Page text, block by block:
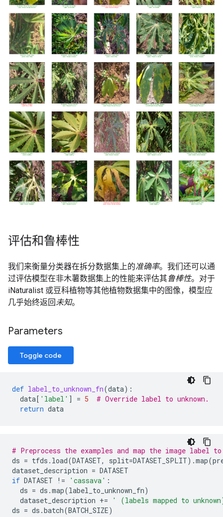
评估和鲁棒性
我们来衡量分类器在拆分数据集上的准确率。我们还可以通
过评估模型在非木薯数据集上的性能来评估其鲁棒性。对于
iNaturalist 或豆科植物等其他植物数据集中的图像，模型应
几乎始终返回 未知。
Parameters
Toggle code
def label_to_unknown_fn(data):
data [ 'label' ] = 5
# Override label to unknown.
return data
# Preprocess the examples and map the image label
ds = tfds . load(DATASET, split=DATASET_SPLIT) .map(
dataset_description = DATASET
if DATASET != 'cassava' :
ds = ds .map(label_to_unknown_fn)
dataset_description +=
' (labels mapped to
ds = ds .batch(BATCH_SIZE)